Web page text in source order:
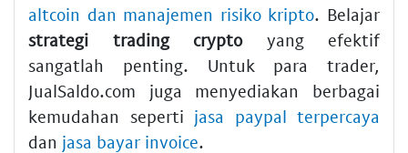
altcoin dan manajemen risiko kripto. Belajar
strategi trading cryptoyang efektif
sangatlah penting. Untuk para trader,
JualSaldo.com juga menyediakan berbagai
kemudahan seperti jasa paypal terpercaya
dan jasa bayar invoice.